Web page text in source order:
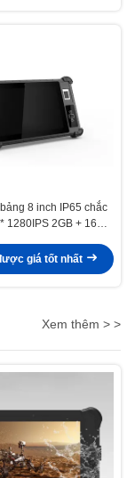
8 inch IP65 chắc
1280IPS 2GB + 16GB
9.0
giá tốt nhất
Xem thêm > >